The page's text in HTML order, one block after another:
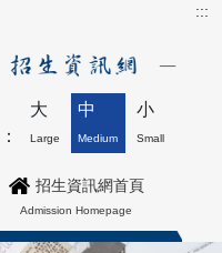
:::
：
大
Large
中
Medium
小
Small
招生資訊網首頁
Admission Homepage